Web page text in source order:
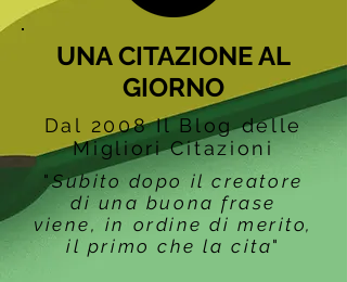
UNA CITAZIONE AL
GIORNO
Dal 2008 Il Blog delle
Migliori Citazioni
"Subito dopo il creatore
di una buona frase
viene, in ordine di merito,
il primo che la cita"